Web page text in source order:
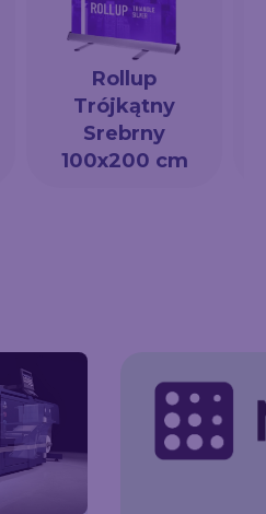
Rollup
Trójkątny
Srebrny
100x200 cm